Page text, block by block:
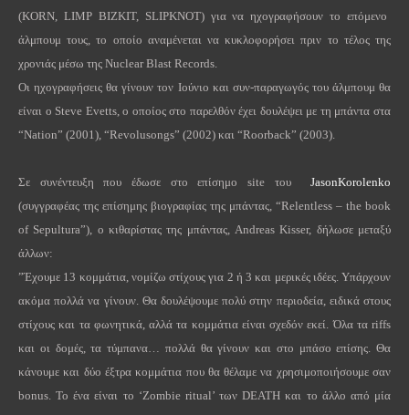
(KORN LIMP BIZKIT, SLIPKNOT) για να ηχογραφήσουν το επόμενο
άλμπουμ τους, το οποίο αναμένεται να κυκλοφορήσει πριν το τέλος της
χρονιάς μέσω της Nuclear Blast Records
Οι ηχογραφήσεις θα γίνουν τον Ιούνιο και συν-παραγωγός του άλμπουμ θα
είναι ο Steve Evetts, ο οποίος στο παρελθόν έχει δουλέψει με τη μπάντα στα
“Nation” (2001), “Revolusongs” (2002) και “Roorback” (2003).
Σε συνέντευξη που έδωσε στο επίσημο site τουJasonKorolenko
(συγγραφέας της επίσημης βιογραφίας της μπάντας, “Relentless – the book
of Sepultura”), o κιθαρίστας της μπάντας, Andreas Kisser, δήλωσε μεταξύ
άλλων:
”Έχουμε 13 κομμάτια, νομίζω στίχους για 2 ή 3 και μερικές ιδέες. Υπάρχουν
ακόμα πολλά να γίνουν. Θα δουλέψουμε πολύ στην περιοδεία, ειδικά στους
στίχους και τα φωνητικά, αλλά τα κομμάτια είναι σχεδόν εκεί. Όλα τα riffs
και οι δομές, τα τύμπανα… πολλά θα γίνουν και στο μπάσο επίσης. Θα
κάνουμε και δύο έξτρα κομμάτια που θα θέλαμε να χρησιμοποιήσουμε σαν
bonus . Το ένα είναι το ‘Zombie ritual’ τωνDEATH και το άλλο από μία